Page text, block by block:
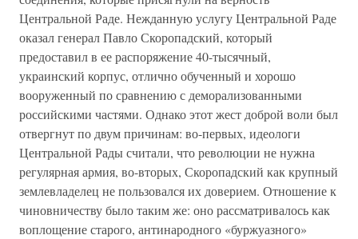
Центральной Раде. Нежданную услугу Центральной Раде
оказал генерал Павло Скоропадский, который
предоставил в ее распоряжение 40-тысячный,
украинский корпус, отлично обученный и хорошо
вооруженный по сравнению с деморализованными
российскими частями. Однако этот жест доброй воли был
отвергнут по двум причинам: во-первых, идеологи
Центральной Рады считали, что революции не нужна
регулярная армия, во-вторых, Скоропадский как крупный
землевладелец не пользовался их доверием. Отношение к
чиновничеству было таким же: оно рассматривалось как
воплощение старого, антинародного «буржуазного»